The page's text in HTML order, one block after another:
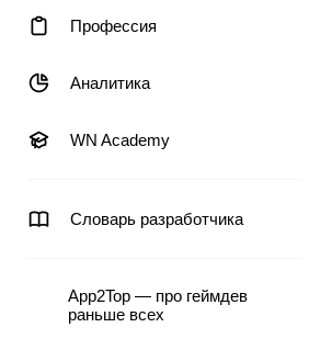
Профессия
Аналитика
WN Academy
Словарь разработчика
App2Top — про геймдев
раньше всех